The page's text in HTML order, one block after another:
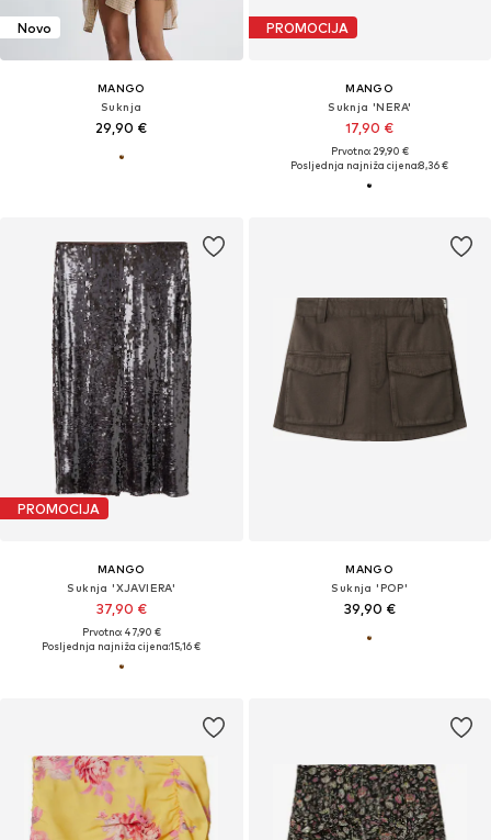
Novo
MANGO
Suknja
29,90 €
PROMOCIJA
MANGO
Suknja 'NERA'
17,90 €
Prvotno: 29,90 €
Posljednja najniža cijena:8,36 €
PROMOCIJA
MANGO
Suknja 'XJAVIERA'
37,90 €
Prvotno: 47,90 €
Posljednja najniža cijena:15,16 €
MANGO
Suknja 'POP'
39,90 €